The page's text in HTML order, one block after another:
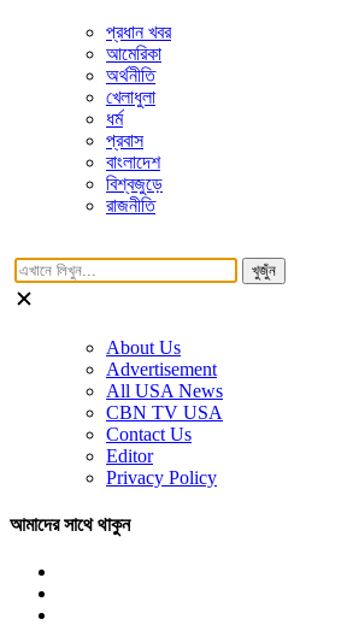
প্রধান খবর
আমেরিকা
অর্থনীতি
খেলাধুলা
ধর্ম
প্রবাস
বাংলাদেশ
বিশ্বজুড়ে
রাজনীতি
খুজুঁন
About Us
Advertisement
All USA News
CBN TV USA
Contact Us
Editor
Privacy Policy
আমাদের সাথে থাকুন